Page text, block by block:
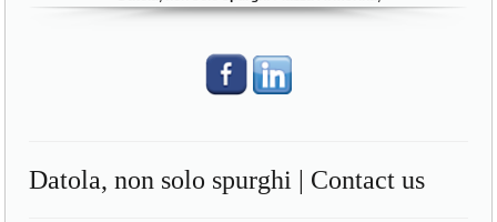
Datola, non solo spurghi | Contact us